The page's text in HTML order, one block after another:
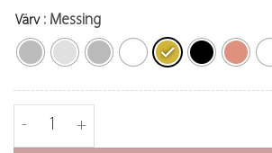
Värv : Messing
Nupp 2078 - 28mm kogus